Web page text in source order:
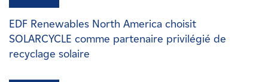
EDF Renewables North America choisit
SOLARCYCLE comme partenaire privilégié de
recyclage solaire